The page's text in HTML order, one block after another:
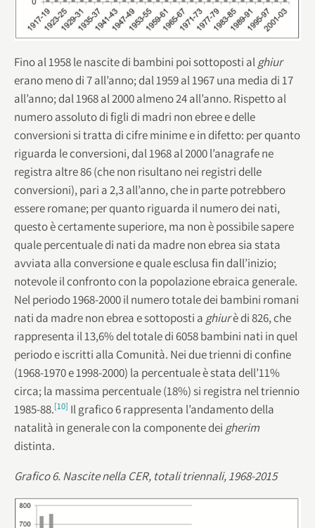
Fino al 1958 le nascite di bambini poi sottoposti alghiur
erano meno di 7 all’anno; dal 1959 al 1967 una media di 17
all’anno; dal 1968 al 2000 almeno 24 all’anno. Rispetto al
numero assoluto di figli di madri non ebree e delle
conversioni si tratta di cifre minime e in difetto: per quanto
riguarda le conversioni, dal 1968 al 2000 l’anagrafe ne
registra altre 86 (che non risultano nei registri delle
conversioni), pari a 2,3 all’anno, che in parte potrebbero
essere romane; per quanto riguarda il numero dei nati,
questo è certamente superiore, ma non è possibile sapere
quale percentuale di nati da madre non ebrea sia stata
avviata alla conversione e quale esclusa fin dall’inizio;
notevole il confronto con la popolazione ebraica generale.
Nel periodo 1968-2000 il numero totale dei bambini romani
nati da madre non ebrea e sottoposti a ghiurè di 826, che
rappresenta il 13,6% del totale di 6058 bambini nati in quel
periodo e iscritti alla Comunità. Nei due trienni di confine
(1968-1970 e 1998-2000) la percentuale è stata dell’11%
circa; la massima percentuale (18%) si registra nel triennio
1985-88.[10] Il grafico 6 rappresenta l’andamento della
natalità in generale con la componente dei gherim
distinta.
Grafico 6. Nascite nella CER, totali triennali, 1968-2015